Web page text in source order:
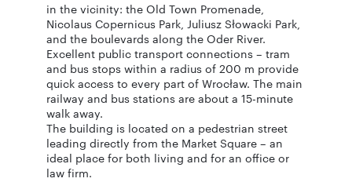
in the vicinity: the Old Town Promenade,
Nicolaus Copernicus Park, Juliusz Słowacki Park,
and the boulevards along the Oder River.
Excellent public transport connections – tram
and bus stops within a radius of 200 m provide
quick access to every part of Wrocław. The main
railway and bus stations are about a 15-minute
walk away.
The building is located on a pedestrian street
leading directly from the Market Square – an
ideal place for both living and for an office or
law firm.